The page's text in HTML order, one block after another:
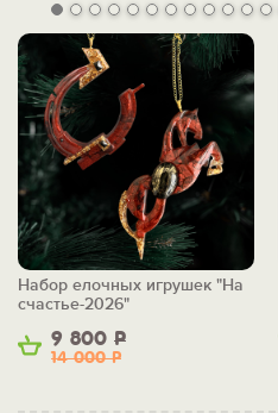
9 800 Р
14 000Р
Набор елочных игрушек "На
счастье-2026"